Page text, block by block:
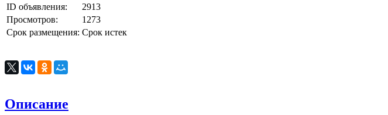
ID объявления:
2913
Просмотров:
1273
Срок размещения: Срок истек
Описание